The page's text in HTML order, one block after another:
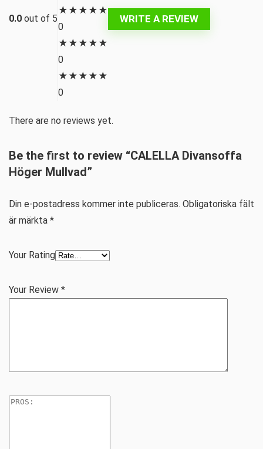
0.0 out of 5
★ ★ ★ ★ ★
0
★ ★ ★ ★ ★
0
★ ★ ★ ★ ★
0
WRITE A REVIEW
There are no reviews yet.
Be the first to review “CALELLA Divansoffa
Höger Mullvad”
Din e-postadress kommer inte publiceras. Obligatoriska fält
är märkta *
Your Rating
Your Review *